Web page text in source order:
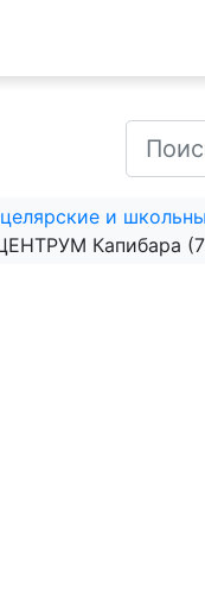
и
Капибара